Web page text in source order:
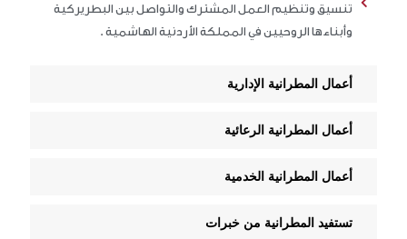
تنسيق وتنظيم العمل المشترك والتواصل بين البطريركية
وأبناءها الروحيين في المملكة الأردنية الهاشمية .
أعمال المطرانية الإدارية
أعمال المطرانية الرعائية
أعمال المطرانية الخدمية
تستفيد المطرانية من خبرات